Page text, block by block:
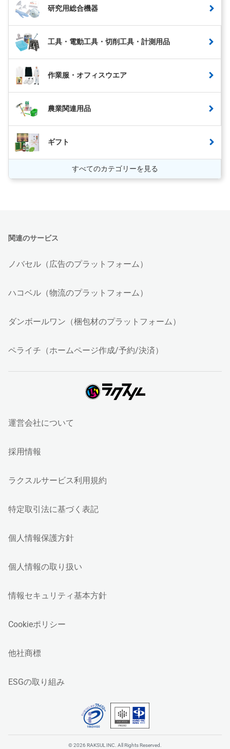
研究用総合機器
工具・電動工具・切削工具・計測用品
作業服・オフィスウエア
農業関連用品
ギフト
すべてのカテゴリーを見る
関連のサービス
ノバセル（広告のプラットフォーム）
ハコベル（物流のプラットフォーム）
ダンボールワン（梱包材のプラットフォーム）
ペライチ（ホームページ作成/予約/決済）
運営会社について
採用情報
ラクスルサービス利用規約
特定取引法に基づく表記
個人情報保護方針
個人情報の取り扱い
情報セキュリティ基本方針
Cookieポリシー
他社商標
ESGの取り組み
© 2026 RAKSUL INC. All Rights Reserved.